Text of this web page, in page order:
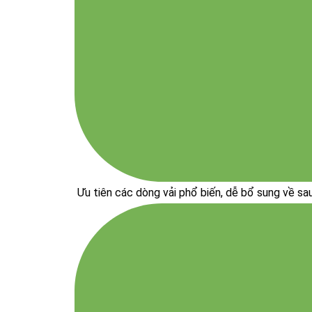
Ưu tiên các dòng vải phổ biến, dễ bổ sung về